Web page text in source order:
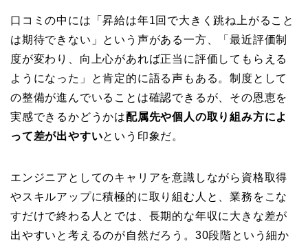
口コミの中には「昇給は年1回で大きく跳ね上がること
は期待できない」という声がある一方、「最近評価制
度が変わり、向上心があれば正当に評価してもらえる
ようになった」と肯定的に語る声もある。制度として
の整備が進んでいることは確認できるが、その恩恵を
実感できるかどうかは配属先や個人の取り組み方によ
って差が出やすいという印象だ。
エンジニアとしてのキャリアを意識しながら資格取得
やスキルアップに積極的に取り組む人と、業務をこな
すだけで終わる人とでは、長期的な年収に大きな差が
出やすいと考えるのが自然だろう。30段階という細か